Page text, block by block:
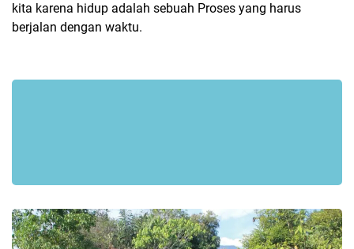
kita karena hidup adalah sebuah Proses yang harus
berjalan dengan waktu.